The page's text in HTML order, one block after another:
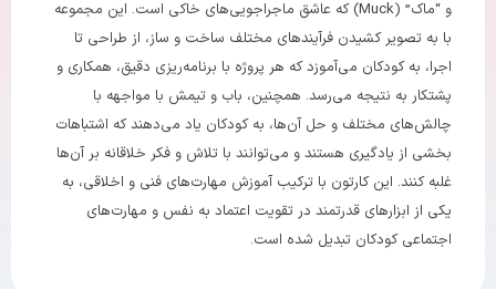
و “ماک” (Muck) که عاشق ماجراجویی‌های خاکی است. این مجموعه
با به تصویر کشیدن فرآیندهای مختلف ساخت و ساز، از طراحی تا
اجرا، به کودکان می‌آموزد که هر پروژه با برنامه‌ریزی دقیق، همکاری و
پشتکار به نتیجه می‌رسد. همچنین، باب و تیمش با مواجهه با
چالش‌های مختلف و حل آن‌ها، به کودکان یاد می‌دهند که اشتباهات
بخشی از یادگیری هستند و می‌توانند با تلاش و فکر خلاقانه بر آن‌ها
غلبه کنند. این کارتون با ترکیب آموزش مهارت‌های فنی و اخلاقی، به
یکی از ابزارهای قدرتمند در تقویت اعتماد به نفس و مهارت‌های
اجتماعی کودکان تبدیل شده است.